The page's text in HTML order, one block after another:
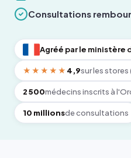
Consultations
Agréé par le ministère
★★★★★ 4,9sur les stores
2 500médecins inscrits à
10 millionsde consultations